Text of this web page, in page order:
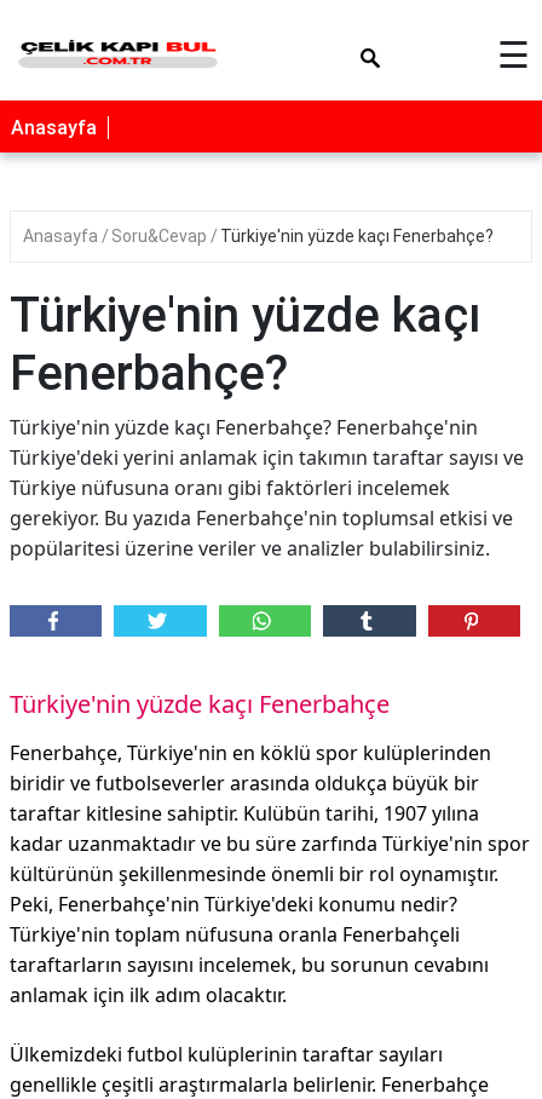
☰
Anasayfa
Anasayfa Soru&Cevap Türkiye'nin yüzde kaçı Fenerbahçe?
Türkiye'nin yüzde kaçı
Fenerbahçe?
Türkiye'nin yüzde kaçı Fenerbahçe? Fenerbahçe'nin
Türkiye'deki yerini anlamak için takımın taraftar sayısı ve
Türkiye nüfusuna oranı gibi faktörleri incelemek
gerekiyor. Bu yazıda Fenerbahçe'nin toplumsal etkisi ve
popülaritesi üzerine veriler ve analizler bulabilirsiniz.
Türkiye'nin yüzde kaçı Fenerbahçe
Fenerbahçe, Türkiye'nin en köklü spor kulüplerinden
biridir ve futbolseverler arasında oldukça büyük bir
taraftar kitlesine sahiptir. Kulübün tarihi, 1907 yılına
kadar uzanmaktadır ve bu süre zarfında Türkiye'nin spor
kültürünün şekillenmesinde önemli bir rol oynamıştır.
Peki, Fenerbahçe'nin Türkiye'deki konumu nedir?
Türkiye'nin toplam nüfusuna oranla Fenerbahçeli
taraftarların sayısını incelemek, bu sorunun cevabını
anlamak için ilk adım olacaktır.
Ülkemizdeki futbol kulüplerinin taraftar sayıları
genellikle çeşitli araştırmalarla belirlenir. Fenerbahçe